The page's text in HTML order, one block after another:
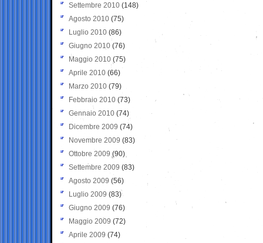
Settembre 2010 (148)
Agosto 2010 (75)
Luglio 2010 (86)
Giugno 2010 (76)
Maggio 2010 (75)
Aprile 2010 (66)
Marzo 2010 (79)
Febbraio 2010 (73)
Gennaio 2010 (74)
Dicembre 2009 (74)
Novembre 2009 (83)
Ottobre 2009 (90)
Settembre 2009 (83)
Agosto 2009 (56)
Luglio 2009 (83)
Giugno 2009 (76)
Maggio 2009 (72)
Aprile 2009 (74)